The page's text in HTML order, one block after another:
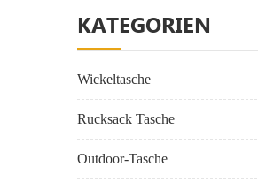
KATEGORIEN
Wickeltasche
Rucksack Tasche
Outdoor-Tasche